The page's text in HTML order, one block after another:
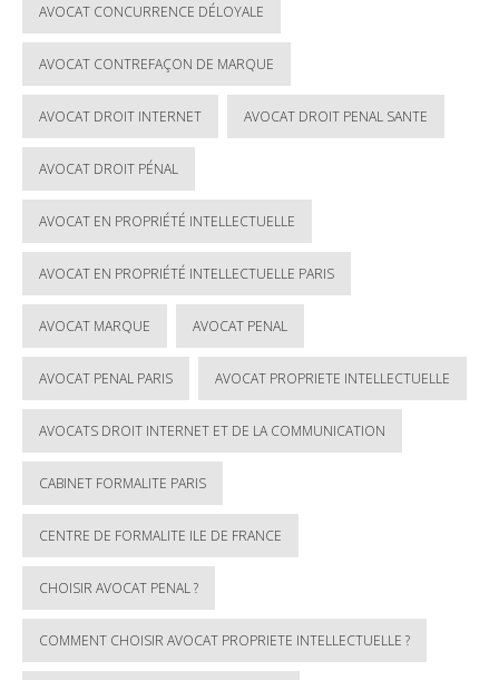
AVOCAT CONCURRENCE DÉLOYALE
AVOCAT CONTREFAÇON DE MARQUE
AVOCAT DROIT INTERNET AVOCAT DROIT PENAL SANTE
AVOCAT DROIT PÉNAL
AVOCAT EN PROPRIÉTÉ INTELLECTUELLE
AVOCAT EN PROPRIÉTÉ INTELLECTUELLE PARIS
AVOCAT MARQUE AVOCAT PENAL
AVOCAT PENAL PARIS AVOCAT PROPRIETE INTELLECTUELLE
AVOCATS DROIT INTERNET ET DE LA COMMUNICATION
CABINET FORMALITE PARIS
CENTRE DE FORMALITE ILE DE FRANCE
CHOISIR AVOCAT PENAL ?
COMMENT CHOISIR AVOCAT PROPRIETE INTELLECTUELLE ?